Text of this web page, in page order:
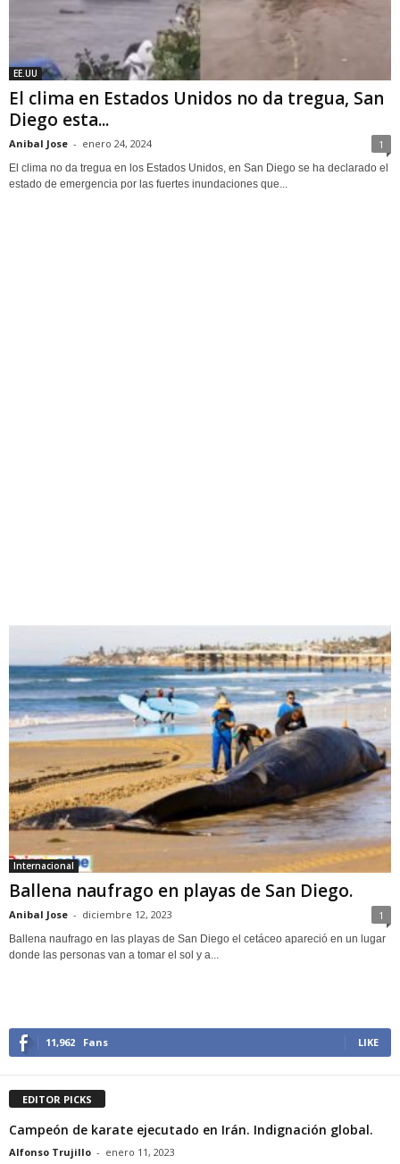
EE.UU
El clima en Estados Unidos no da tregua, San
Diego esta...
Anibal Jose - enero 24, 2024 1
El clima no da tregua en los Estados Unidos, en San Diego se ha declarado el
estado de emergencia por las fuertes inundaciones que...
Internacional
Ballena naufrago en playas de San Diego.
Anibal Jose - diciembre 12, 2023 1
Ballena naufrago en las playas de San Diego el cetáceo apareció en un lugar
donde las personas van a tomar el sol y a...
11,962 Fans LIKE
EDITOR PICKS
Campeón de karate ejecutado en Irán. Indignación global.
Alfonso Trujillo - enero 11, 2023